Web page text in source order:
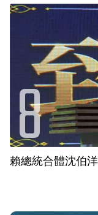
賴總統合體沈伯